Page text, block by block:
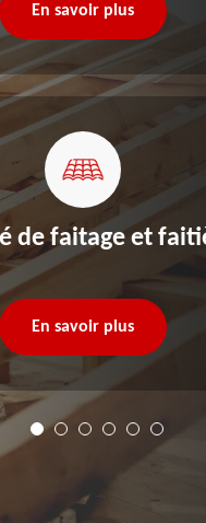
En savoir plus
de faitage et
En savoir plus